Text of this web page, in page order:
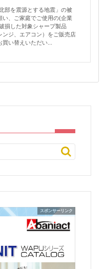
部を震源とする地震」の被
い、ご家庭でご使用の(企業
損した対象シャープ製品
ンジ、エアコン）をご販売店
い替えいただい...